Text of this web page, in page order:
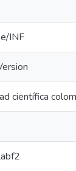
INF
científica